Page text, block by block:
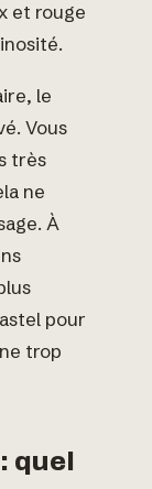
et rouge
le
Vous
très
ne
À
pour
trop
quel